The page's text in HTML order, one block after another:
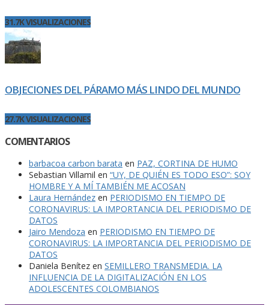
31.7K VISUALIZACIONES
OBJECIONES DEL PÁRAMO MÁS LINDO DEL MUNDO
27.7K VISUALIZACIONES
COMENTARIOS
barbacoa carbon barata en PAZ, CORTINA DE HUMO
Sebastian Villamil en “UY, DE QUIÉN ES TODO ESO”: SOY
HOMBRE Y A MÍ TAMBIÉN ME ACOSAN
Laura Hernández en PERIODISMO EN TIEMPO DE
CORONAVIRUS: LA IMPORTANCIA DEL PERIODISMO DE
DATOS
Jairo Mendoza en PERIODISMO EN TIEMPO DE
CORONAVIRUS: LA IMPORTANCIA DEL PERIODISMO DE
DATOS
Daniela Benítez en SEMILLERO TRANSMEDIA. LA
INFLUENCIA DE LA DIGITALIZACIÓN EN LOS
ADOLESCENTES COLOMBIANOS